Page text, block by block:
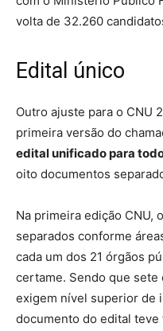
volta de 32.260
Edital único
Outro ajuste para o CNU
primeira versão do
edital unificado para
oito documentos
Na primeira edição CNU,
separados conforme
cada um dos 21 órgãos
certame. Sendo que sete
exigem nível superior de
documento do edital teve